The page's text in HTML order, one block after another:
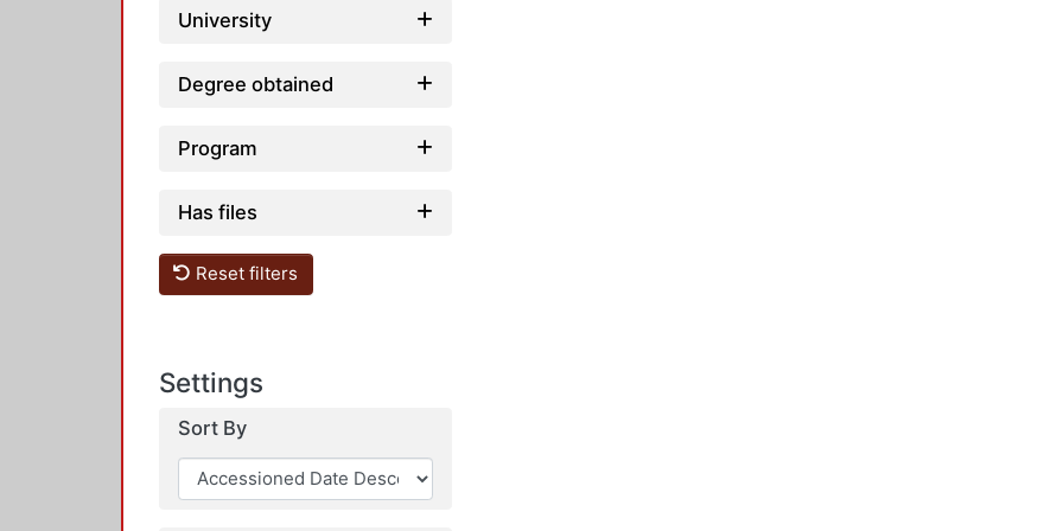
University
Degree obtained
Program
Has files
Reset filters
Settings
Sort By